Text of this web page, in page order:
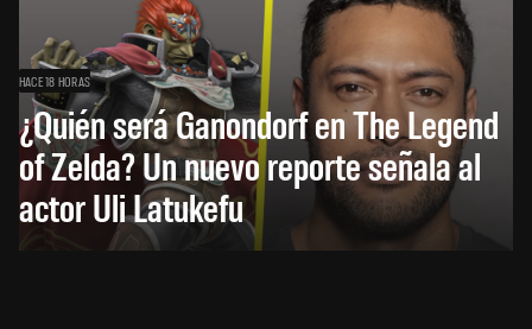
HACE 18 HORAS
¿Quién será Ganondorf en The Legend
of Zelda? Un nuevo reporte señala al
actor Uli Latukefu